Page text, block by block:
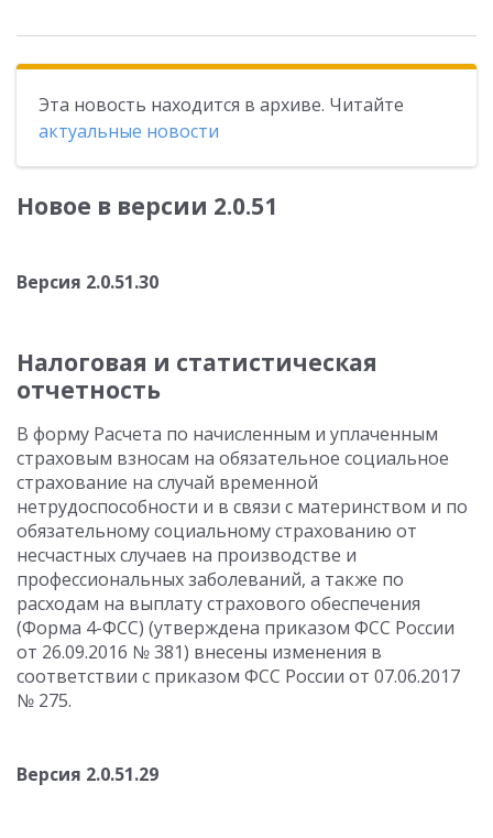
Эта новость находится в архиве. Читайте
актуальные новости
Новое в версии 2.0.51
Версия 2.0.51.30
Налоговая и статистическая
отчетность
В форму Расчета по начисленным и уплаченным
страховым взносам на обязательное социальное
страхование на случай временной
нетрудоспособности и в связи с материнством и по
обязательному социальному страхованию от
несчастных случаев на производстве и
профессиональных заболеваний, а также по
расходам на выплату страхового обеспечения
(Форма 4-ФСС) (утверждена приказом ФСС России
от 26.09.2016 № 381) внесены изменения в
соответствии с приказом ФСС России от 07.06.2017
№ 275.
Версия 2.0.51.29